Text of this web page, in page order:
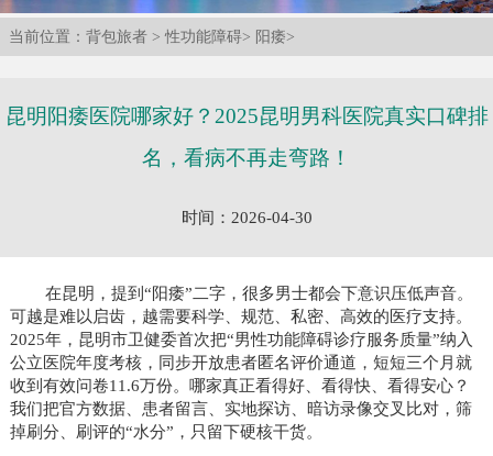
当前位置： 背包旅者 >性功能障碍> 阳痿>
昆明阳痿医院哪家好？2025昆明男科医院真实口碑排
名，看病不再走弯路！
时间：2026-04-30
在昆明，提到“阳痿”二字，很多男士都会下意识压低声音。
可越是难以启齿，越需要科学、规范、私密、高效的医疗支持。
2025年，昆明市卫健委首次把“男性功能障碍诊疗服务质量”纳入
公立医院年度考核，同步开放患者匿名评价通道，短短三个月就
收到有效问卷11.6万份。哪家真正看得好、看得快、看得安心？
我们把官方数据、患者留言、实地探访、暗访录像交叉比对，筛
掉刷分、刷评的“水分”，只留下硬核干货。